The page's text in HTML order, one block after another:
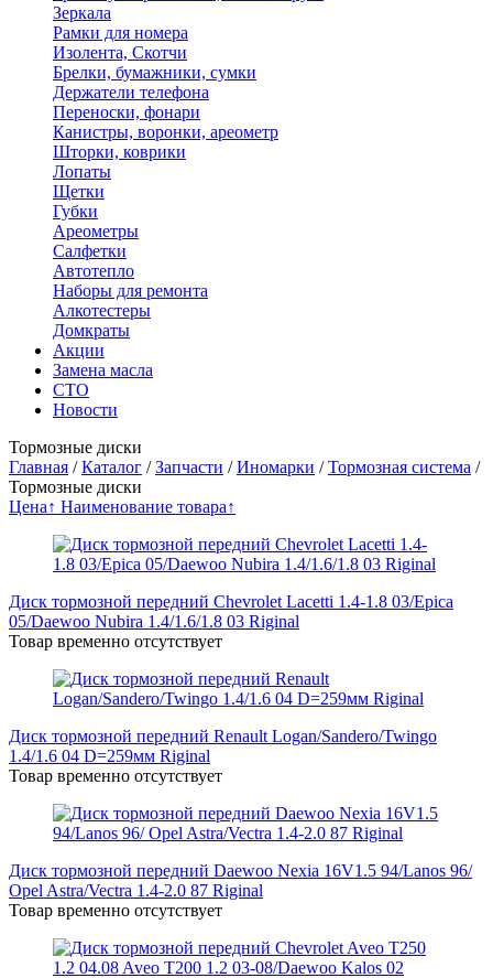
Зеркала
Рамки для номера
Изолента, Скотчи
Брелки, бумажники, сумки
Держатели телефона
Переноски, фонари
Канистры, воронки, ареометр
Шторки, коврики
Лопаты
Щетки
Губки
Ареометры
Салфетки
Автотепло
Наборы для ремонта
Алкотестеры
Домкраты
Акции
Замена масла
СТО
Новости
Тормозные диски
Главная /Каталог /Запчасти /Иномарки /Тормозная система /
Тормозные диски
Цена↑ Наименование товара↑
Диск тормозной передний Chevrolet Lacetti 1.4-1.8 03/Epica
05/Daewoo Nubira 1.4/1.6/1.8 03 Riginal
Товар временно отсутствует
Диск тормозной передний Renault Logan/Sandero/Twingo
1.4/1.6 04 D=259мм Riginal
Товар временно отсутствует
Диск тормозной передний Daewoo Nexia 16V1.5 94/Lanos 96/
Opel Astra/Vectra 1.4-2.0 87 Riginal
Товар временно отсутствует